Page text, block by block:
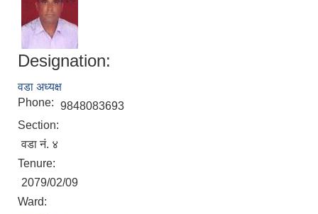
Designation:
वडा अध्यक्ष
Phone: 9848083693
Section:
वडा नं. ४
Tenure:
2079/02/09
Ward: